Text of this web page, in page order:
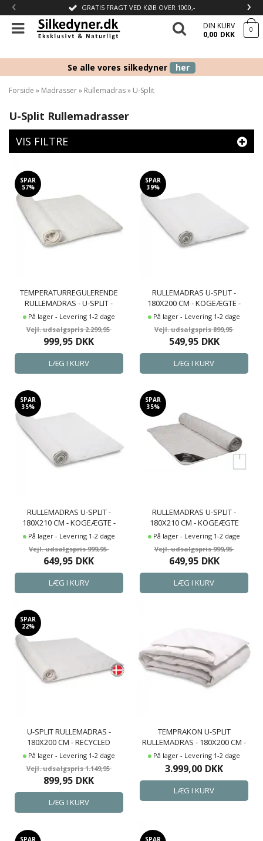
GRATIS FRAGT VED KØB OVER 1000,-
‹ ›
DIN KURV
0,00 DKK 0
Se alle vores silkedyner her
Forside » Madrasser» Rullemadras» U-Split
U-Split Rullemadrasser
VIS FILTRE
SPAR
57%
TEMPERATURREGULERENDE
RULLEMADRAS - U-SPLIT -
180X200 CM - RULLEMADRAS
TIL ELEVATION -
MADRASBESKYTTENDE
RULLEMADRAS - COOL ZONE
TEMPERATURE CONTROL
På lager - Levering 1-2 dage
2.299,95
999,95 DKK
SPAR
39%
RULLEMADRAS U-SPLIT -
180X200 CM - KOGEÆGTE -
BORG LIVING FYLDIG
MADRASBESKYTTER I 100%
OEKO-TEX BOMULD
På lager - Levering 1-2 dage
899,95
549,95 DKK
SPAR
35%
RULLEMADRAS U-SPLIT -
180X210 CM - KOGEÆGTE -
BORG LIVING FYLDIG
MADRASBESKYTTER I 100%
OEKO-TEX BOMULD
På lager - Levering 1-2 dage
999,95
649,95 DKK
SPAR
35%
RULLEMADRAS U-SPLIT -
180X210 CM - KOGEÆGTE
BOMULD - BORG LIVING
På lager - Levering 1-2 dage
999,95
649,95 DKK
SPAR
22%
U-SPLIT RULLEMADRAS -
180X200 CM - RECYCLED
BOMULD - DANSK
PRODUCERET -
MADRASBESKYTTER - LIXRA
På lager - Levering 1-2 dage
1.149,95
899,95 DKK
TEMPRAKON U-SPLIT
RULLEMADRAS - 180X200 CM -
TEMPERATURREGULERENDE
DUNTOPPER
På lager - Levering 1-2 dage
3.999,00 DKK
SPAR
SPAR